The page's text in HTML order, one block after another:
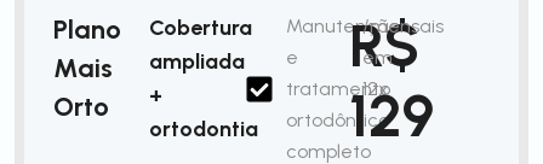
Plano
Mais
Orto
Cobertura
ampliada
+
ortodontia
Manutenção
e
tratamento
ortodôntico
completo
R$
129
/mensais
em
12x